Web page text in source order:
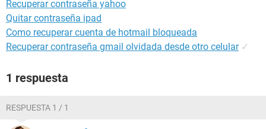
Recuperar contraseña yahoo
Quitar contraseña ipad
Como recuperar cuenta de hotmail bloqueada
Recuperar contraseña gmail olvidada desde otro celular ✓
1 respuesta
RESPUESTA 1 / 1